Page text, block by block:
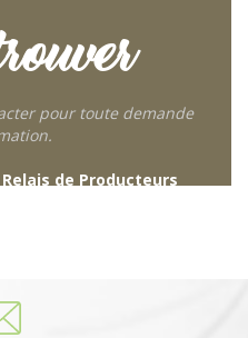
pour toute demande
Relais de Producteurs